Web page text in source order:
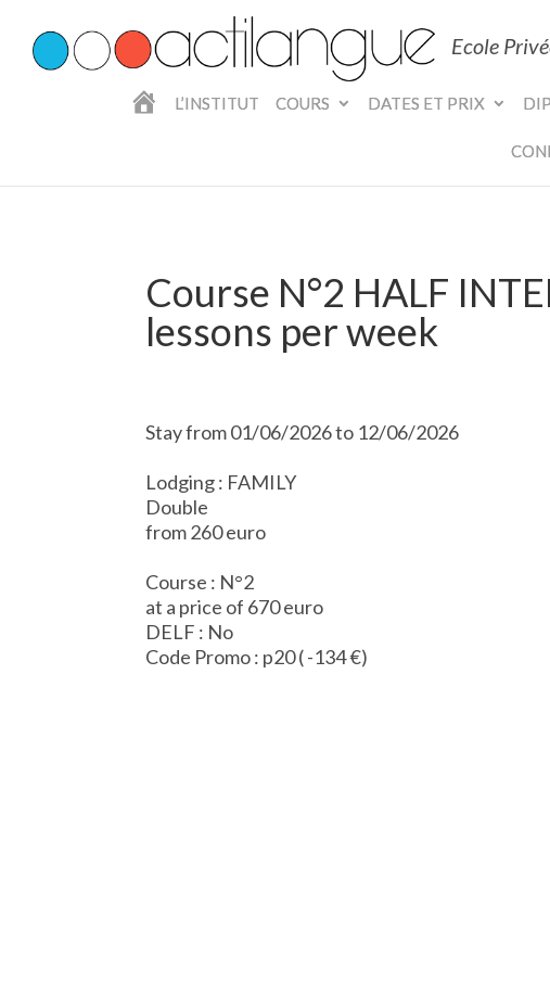
Ecole
L
L’INSTITUT COURS DATES ET PRIX
Course N°2 HALF
lessons per week
Stay from 01/06/2026 to 12/06/2026
Lodging : FAMILY
Double
from 260 euro
Course : N°2
at a price of 670 euro
DELF : No
Code Promo : p20 ( -134 €)